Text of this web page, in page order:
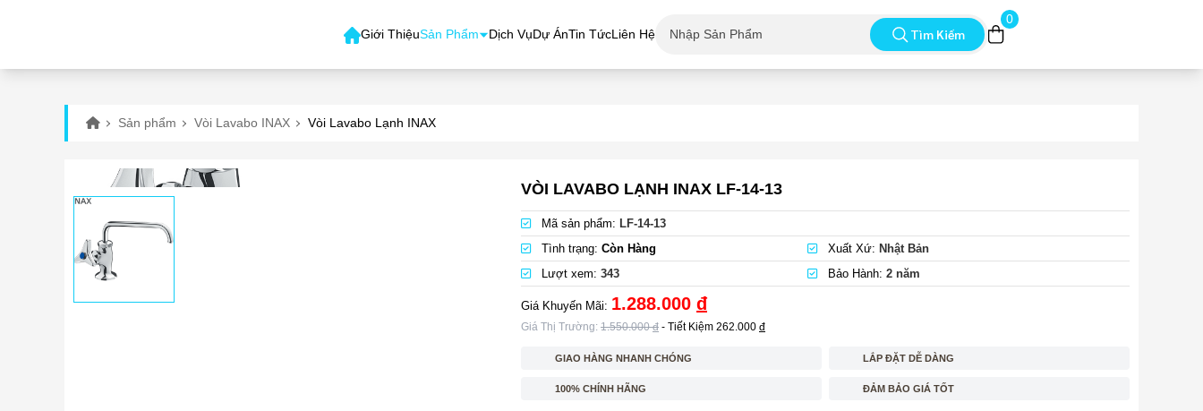
Giới ThiệuSản Phẩm Dịch VụDự ÁnTin TứcLiên Hệ Tìm Kiếm
0
Sản phẩm Vòi Lavabo INAX Vòi Lavabo Lạnh INAX
VÒI LAVABO LẠNH INAX LF-14-13
Mã sản phẩm: LF-14-13
Tình trạng: Còn Hàng Xuất Xứ: Nhật Bản
Lượt xem: 343 Bảo Hành: 2 năm
Giá Khuyến Mãi: 1.288.000 đ
Giá Thị Trường: 1.550.000đ - Tiết Kiệm 262.000 đ
GIAO HÀNG NHANH CHÓNG LẮP ĐẶT DỄ DÀNG
100% CHÍNH HÃNG ĐẢM BẢO GIÁ TỐT